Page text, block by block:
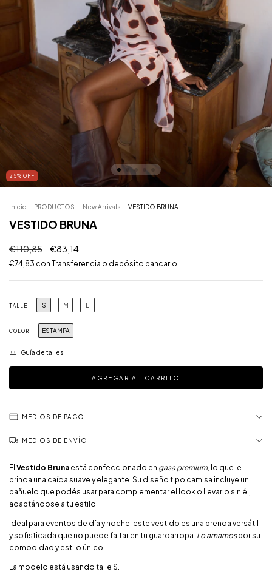
25% OFF
Inicio PRODUCTOS New Arrivals VESTIDO BRUNA
VESTIDO BRUNA
€110,85 €83,14
€74,83 con Transferencia o depósito bancario
TALLE S M L
COLOR ESTAMPA
Guía de talles
MEDIOS DE PAGO
MEDIOS DE ENVÍO
El Vestido Bruna está confeccionado en gasa premium, lo que le
brinda una caída suave y elegante. Su diseño tipo camisa incluye un
pañuelo que podés usar para complementar el look o llevarlo sin él,
adaptándose a tu estilo.
Ideal para eventos de día y noche, este vestido es una prenda versátil
y sofisticada que no puede faltar en tu guardarropa. Lo amamospor su
comodidad y estilo único.
La modelo está usando talle S.